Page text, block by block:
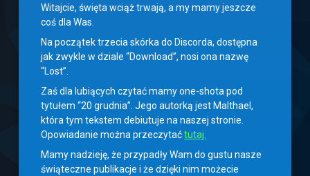
Witajcie, święta wciąż trwają, a my mamy jeszcze
coś dla Was.
Na początek trzecia skórka do Discorda, dostępna
jak zwykle w dziale “Download”, nosi ona nazwę
“Lost”.
Zaś dla lubiących czytać mamy one-shota pod
tytułem “20 grudnia”. Jego autorką jest Malthael,
która tym tekstem debiutuje na naszej stronie.
Opowiadanie można przeczytaćtutaj.
Mamy nadzieję, że przypadły Wam do gustu nasze
świąteczne publikacje i że dzięki nim możecie